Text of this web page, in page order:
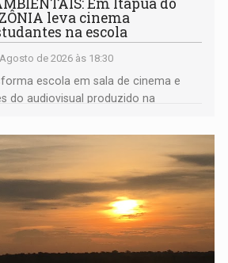
Em Itapuã do
leva cinema
na escola
de 2026 às 18:30
escola em sala de cinema e
do audiovisual produzido na